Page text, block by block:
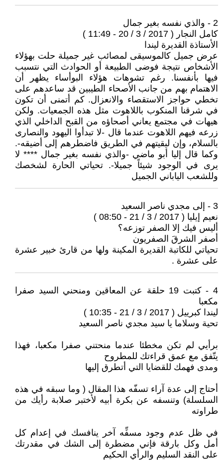
2 - والذي نفسه بغير جمال
كامل النجار ( 2017 / 3 / 20 - 11:49 )
الأستاذة القديرة ليندا
عرض جميل كالموسيقى لمصائب غير جميلة حلت بهؤلاء
الأشخاص نتيجة فوضى الطبيعة أو الحوادث التي نتسبب
فيها بأنفسنا. رغم تشوهات هؤلاء البوأساء يظهر أن
الاهتمام بهم من جانب الأصحاء الطيبين قد ساعدهم على
تخطي حواجز الاستقصاء والانعزال. كم أتمنى أن تكون
في شرقنا المنكوب باللاهوت مثل هذه الجمعيات. ولكن
هيهات في مجتمع يعاني أصحاؤه من القبح الداخلي الذي
زرعه فيهم اللاهوت عندما قال -لا تبدأوا اليهود والنصارى
بالسلام، وإن ليقيتهم في الطريق فاضطرهم إلى أضيقه-.
وكما قال إليا أبو ماضي -والذي نفسه بغير جمال **** لا
يرى في الوجود شيئاً جميلا-. تحياتي الحارة لشخصك
وللشعب الياباني الجميل
3 - إلى مجدي ناصر السعيد
نعيم إيليا ( 2017 / 3 / 21 - 08:50 )
أليس فيك إلا الصفر توزعه؟
أصفر الشرقَ الصفريون
تحياتي للكاتبة القديرة المكينة ولها من قارئ خبير عشرة
على عشرة .
4 - كتبت 19 حلقة عن المعاقين ومنحني السيد صفرا
مكعبا
ليندا كبرييل ( 2017 / 3 / 21 - 10:35 )
تحية وسلاما يا سيد مجدي ناصر السعيد
برأيي لم تكن مخطئا عندما منحتني صفرا مكعبا، فهذا
يتّفق مع عمق قراءتك للمطروح
ومدى فهمك للقضايا التي أتطرق إليها
أحتاج إلى عدة آراء تسفّه هذا المقال ( وما سبقه في هذه
السلسلة) وتنسفه عن بكرة أبيه لأختبر صلابة رأيك من
طراوته
في ظل عدم وجود مسفِّه آخر ينافسك في إعدام كل
أمل وكل بارقة فإني مضطرة إلى الشك في مقدرتك
على النقد السليم والرأي الحكيم